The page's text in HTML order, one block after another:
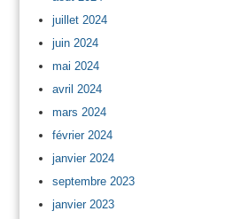
juillet 2024
juin 2024
mai 2024
avril 2024
mars 2024
février 2024
janvier 2024
septembre 2023
janvier 2023